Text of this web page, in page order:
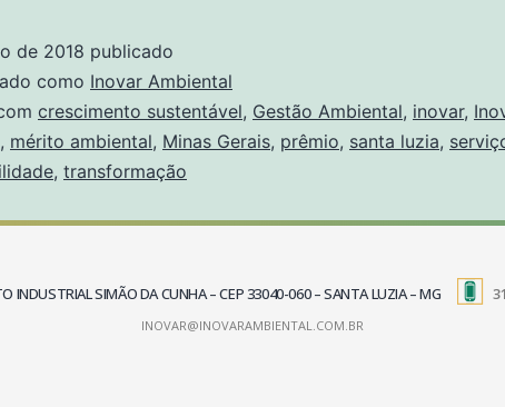
de 2018 publicado
como Inovar Ambiental
crescimento sustentável, Gestão Ambiental, inovar,
, mérito ambiental, Minas Gerais, prêmio, santa luzia,
, transformação
INDUSTRIAL SIMÃO DA CUNHA – CEP 33040-060 – SANTA LUZIA – MG
INOVAR@INOVARAMBIENTAL.COM.BR